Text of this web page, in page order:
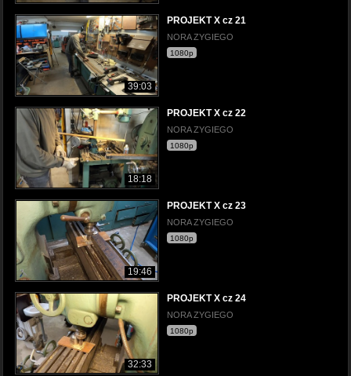
39:03
PROJEKT X cz 21
NORA ZYGIEGO
1080p
18:18
PROJEKT X cz 22
NORA ZYGIEGO
1080p
19:46
PROJEKT X cz 23
NORA ZYGIEGO
1080p
32:33
PROJEKT X cz 24
NORA ZYGIEGO
1080p